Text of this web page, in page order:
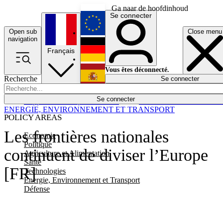
Ga naar de hoofdinhoud
Open sub
navigation
Close menu
Recherche
Se connecter
POLICY AREAS
Economie
Politique
Agriculture et Alimentation
Santé
Technologies
Energie, Environnement et Transport
Défense
Économie
Français
English
Deutsch
Español
Se connecter
Vous êtes déconnecté.
Se connecter
Les frontières nationales
continuent de diviser l’Europe
[FR]
ENERGIE, ENVIRONNEMENT ET TRANSPORT